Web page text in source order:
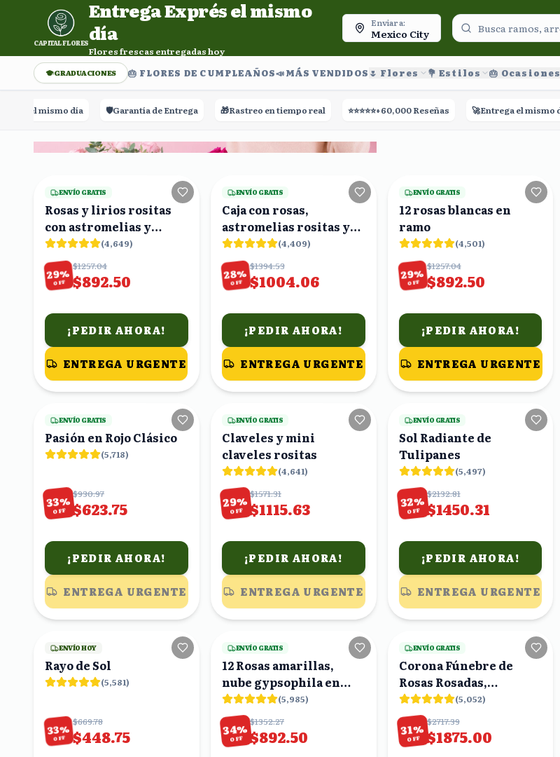
Entrega Exprés el mismo día. Flores frescas entregadas hoy.
CAPITAL FLORES
Entrega Exprés el mismo
día
Flores frescas entregadas hoy
Enviar a:
Mexico City
GRADUACIONES 🎂 FLORES DE CUMPLEAÑOS📣​MÁS VENDIDOS 🌷 Flores 💐 Estilos 🎂 Ocasiones
mismo día 🛡️Garantía de Entrega 🎁 Rastreo en tiempo real ⭐⭐⭐⭐⭐ +60,000 Reseñas 🚀 Entrega el mismo día
ENVÍO GRATIS
Rosas y lirios rositas
con astromelias y
eucalipto en florero
(4,649)
29%
OFF
$1257.04
$892.50
¡PEDIR AHORA!
ENTREGA URGENTE
ENVÍO GRATIS
Caja con rosas,
astromelias rositas y
claveles baby
(4,409)
28%
OFF
$1394.53
$1004.06
¡PEDIR AHORA!
ENTREGA URGENTE
ENVÍO GRATIS
12 rosas blancas en
ramo
(4,501)
29%
OFF
$1257.04
$892.50
¡PEDIR AHORA!
ENTREGA URGENTE
24viendo
ENVÍO GRATIS
Pasión en Rojo Clásico
(5,718)
33%
OFF
$930.97
$623.75
¡PEDIR AHORA!
ENTREGA URGENTE
20viendo
ENVÍO GRATIS
Claveles y mini
claveles rositas
(4,641)
29%
OFF
$1571.31
$1115.63
¡PEDIR AHORA!
ENTREGA URGENTE
22viendo
ENVÍO GRATIS
Sol Radiante de
Tulipanes
(5,497)
32%
OFF
$2132.81
$1450.31
¡PEDIR AHORA!
ENTREGA URGENTE
22viendo
ENVÍO HOY
Rayo de Sol
(5,581)
33%
OFF
$669.78
$448.75
25viendo
ENVÍO GRATIS
12 Rosas amarillas,
nube gypsophila en
florero
(5,985)
34%
OFF
$1352.27
$892.50
19viendo
ENVÍO GRATIS
Corona Fúnebre de
Rosas Rosadas,
Crisantemos Amarillos
y Follaje
(5,052)
31%
OFF
$2717.39
$1875.00